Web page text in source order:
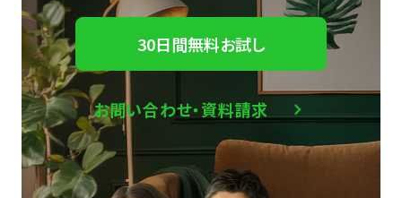
30日間無料お試し
お問い合わせ・資料請求